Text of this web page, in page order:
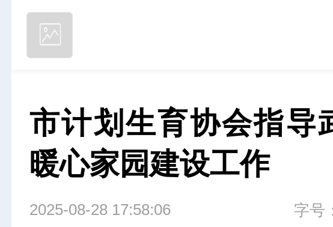
市计划生育协会指导
暖心家园建设工作
2025-08-28 17:58:06 字号